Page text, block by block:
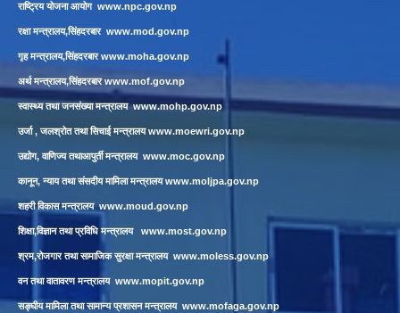
राष्ट्रिय योजना आयोग www.npc.gov.np
रक्षा मन्त्रालय,सिंहदरबार www.mod.gov.np
गृह मन्त्रालय,सिंहदरबारwww.moha.gov.np
अर्थ मन्त्रालय,सिंहदरबारwww.mof.gov.np
स्वास्थ्य तथा जनसंख्या मन्त्रालयwww.mohp.gov.np
उर्जा , जलश्रोत तथा सिचाई मन्त्रालयwww.moewri.gov.np
उद्योग, वाणिज्य तथाआपुर्ती मन्त्रालय www.moc.gov.np
कानून, न्याय तथा संसदीय मामिला मन्त्रालयwww.moljpa.gov.np
शहरी विकास मन्त्रालयwww.moud.gov.np
शिक्षा,विज्ञान तथा प्रविधि मन्त्रालय www.most.gov.np
श्रम,रोजगार तथा सामाजिक सुरक्षा मन्त्रालय www.moless.gov.np
वन तथा वातावरण मन्त्रालय www.mopit.gov.np
सङ्घीय मामिला तथा सामान्य प्रशासन मन्त्रालय www.mofaga.gov.np